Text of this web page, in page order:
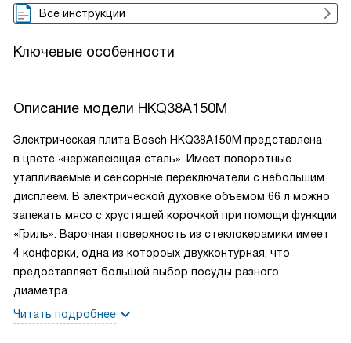
Все инструкции
Ключевые особенности
Описание модели HKQ38A150M
Электрическая плита Bosch HKQ38A150M представлена
в цвете «нержавеющая сталь». Имеет поворотные
утапливаемые и сенсорные переключатели с небольшим
дисплеем. В электрической духовке объемом 66 л можно
запекать мясо с хрустящей корочкой при помощи функции
«Гриль». Варочная поверхность из стеклокерамики имеет
4 конфорки, одна из котороых двухконтурная, что
предоставляет большой выбор посуды разного
диаметра.
Читать подробнее